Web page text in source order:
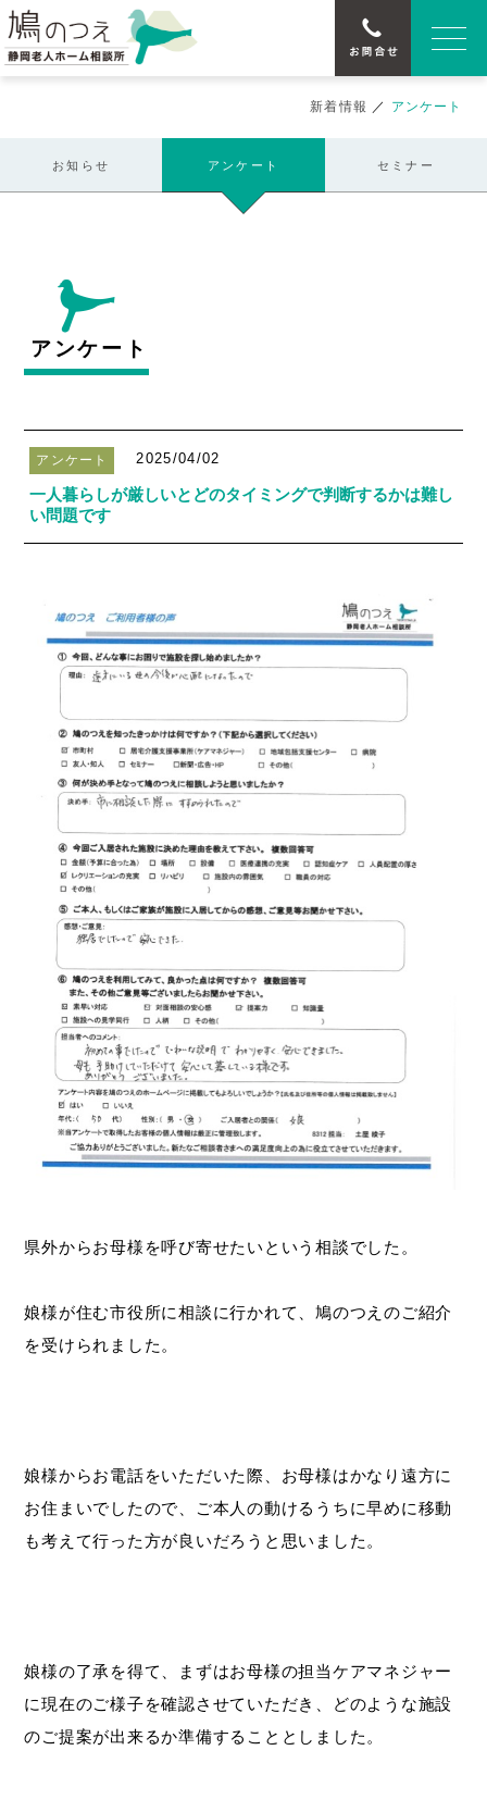
新着情報 ／ アンケート
お知らせ アンケート セミナー
アンケート
アンケート 2025/04/02
一人暮らしが厳しいとどのタイミングで判断するかは難し
い問題です
県外からお母様を呼び寄せたいという相談でした。
娘様が住む市役所に相談に行かれて、鳩のつえのご紹介
を受けられました。
娘様からお電話をいただいた際、お母様はかなり遠方に
お住まいでしたので、ご本人の動けるうちに早めに移動
も考えて行った方が良いだろうと思いました。
娘様の了承を得て、まずはお母様の担当ケアマネジャー
に現在のご様子を確認させていただき、どのような施設
のご提案が出来るか準備することとしました。